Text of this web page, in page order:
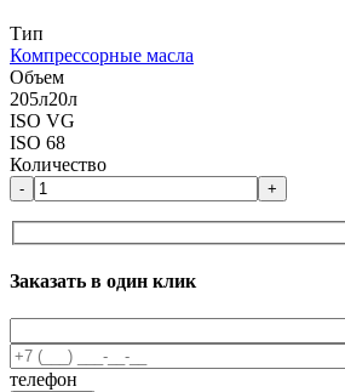
Тип
Компрессорные масла
Объем
205л20л
ISO VG
ISO 68
Количество
- +
Заказать в один клик
телефон